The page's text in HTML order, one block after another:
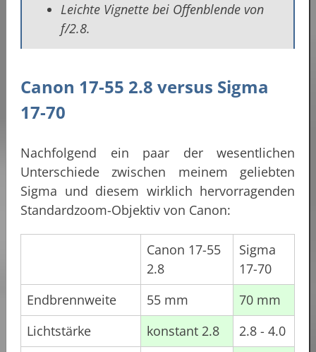
Leichte Vignette bei Offenblende von
f/2.8.
Canon 17-55 2.8 versus Sigma
17-70
Nachfolgend ein paar der wesentlichen
Unterschiede zwischen meinem geliebten
Sigma und diesem wirklich hervorragenden
Standardzoom-Objektiv von Canon:
Canon 17-55
2.8
Sigma
17-70
Endbrennweite
55 mm
70 mm
Lichtstärke
konstant 2.8
2.8 - 4.0